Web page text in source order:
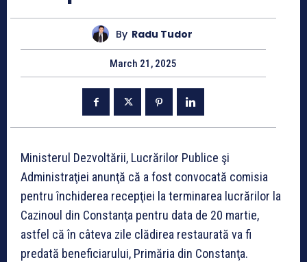
By Radu Tudor
March 21, 2025
Ministerul Dezvoltării, Lucrărilor Publice şi
Administraţiei anunţă că a fost convocată comisia
pentru închiderea recepţiei la terminarea lucrărilor la
Cazinoul din Constanţa pentru data de 20 martie,
astfel că în câteva zile clădirea restaurată va fi
predată beneficiarului, Primăria din Constanţa.